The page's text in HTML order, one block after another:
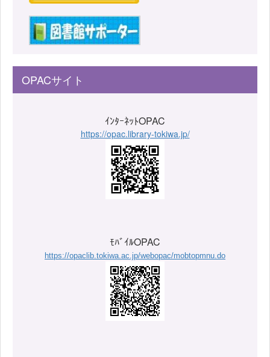
OPACサイト
ｲﾝﾀｰﾈｯﾄOPAC
https://opac.library-tokiwa.jp/
ﾓﾊﾞｲﾙOPAC
https://opaclib.tokiwa.ac.jp/webopac/mobtopmnu.do